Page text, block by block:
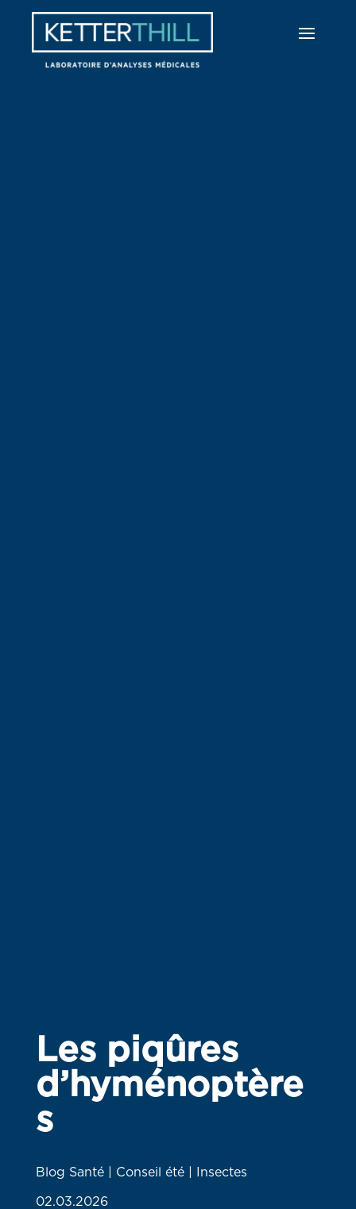
Les piqûres
d’hyménoptère
s
Blog Santé | Conseil été | Insectes
02.03.2026